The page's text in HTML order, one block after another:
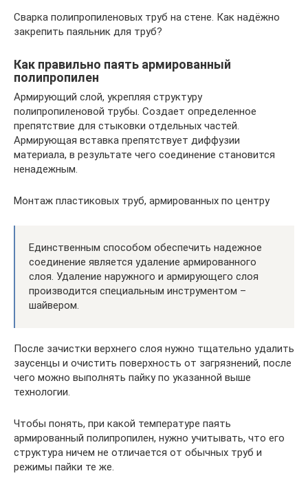
Сварка полипропиленовых труб на стене. Как надёжно
закрепить паяльник для труб?
Как правильно паять армированный
полипропилен
Армирующий слой, укрепляя структуру
полипропиленовой трубы. Создает определенное
препятствие для стыковки отдельных частей.
Армирующая вставка препятствует диффузии
материала, в результате чего соединение становится
ненадежным.
Монтаж пластиковых труб, армированных по центру
Единственным способом обеспечить надежное
соединение является удаление армированного
слоя. Удаление наружного и армирующего слоя
производится специальным инструментом –
шайвером.
После зачистки верхнего слоя нужно тщательно удалить
заусенцы и очистить поверхность от загрязнений, после
чего можно выполнять пайку по указанной выше
технологии.
Чтобы понять, при какой температуре паять
армированный полипропилен, нужно учитывать, что его
структура ничем не отличается от обычных труб и
режимы пайки те же.